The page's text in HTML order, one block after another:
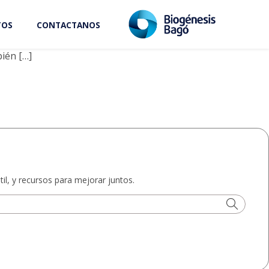
CONTACTANOS
[…]
Leer más
y recursos para mejorar juntos.